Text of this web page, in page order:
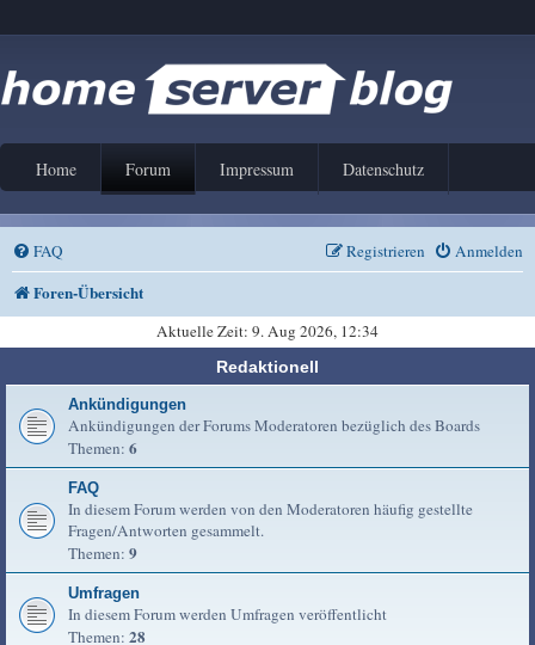
Home Forum Impressum Datenschutz
FAQ Anmelden
Registrieren
Foren-Übersicht
Aktuelle Zeit: 9. Aug 2026, 12:34
Redaktionell
Ankündigungen
Ankündigungen der Forums Moderatoren bezüglich des Boards
Themen: 6
FAQ
In diesem Forum werden von den Moderatoren häufig gestellte
Fragen/Antworten gesammelt.
Themen: 9
Umfragen
In diesem Forum werden Umfragen veröffentlicht
Themen: 28